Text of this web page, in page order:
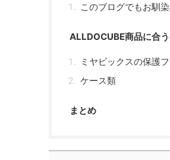
このブログでもお馴
ALLDOCUBE商品に合
ミヤビックスの保護
ケース類
まとめ